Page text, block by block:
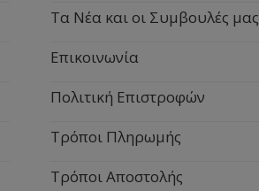
Τα Νέα και οι Συμβουλές μας
Επικοινωνία
Πολιτική Επιστροφών
Τρόποι Πληρωμής
Τρόποι Αποστολής